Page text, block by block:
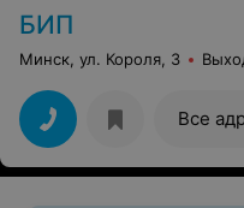
БИП
Минск, ул. Короля, 3
Все